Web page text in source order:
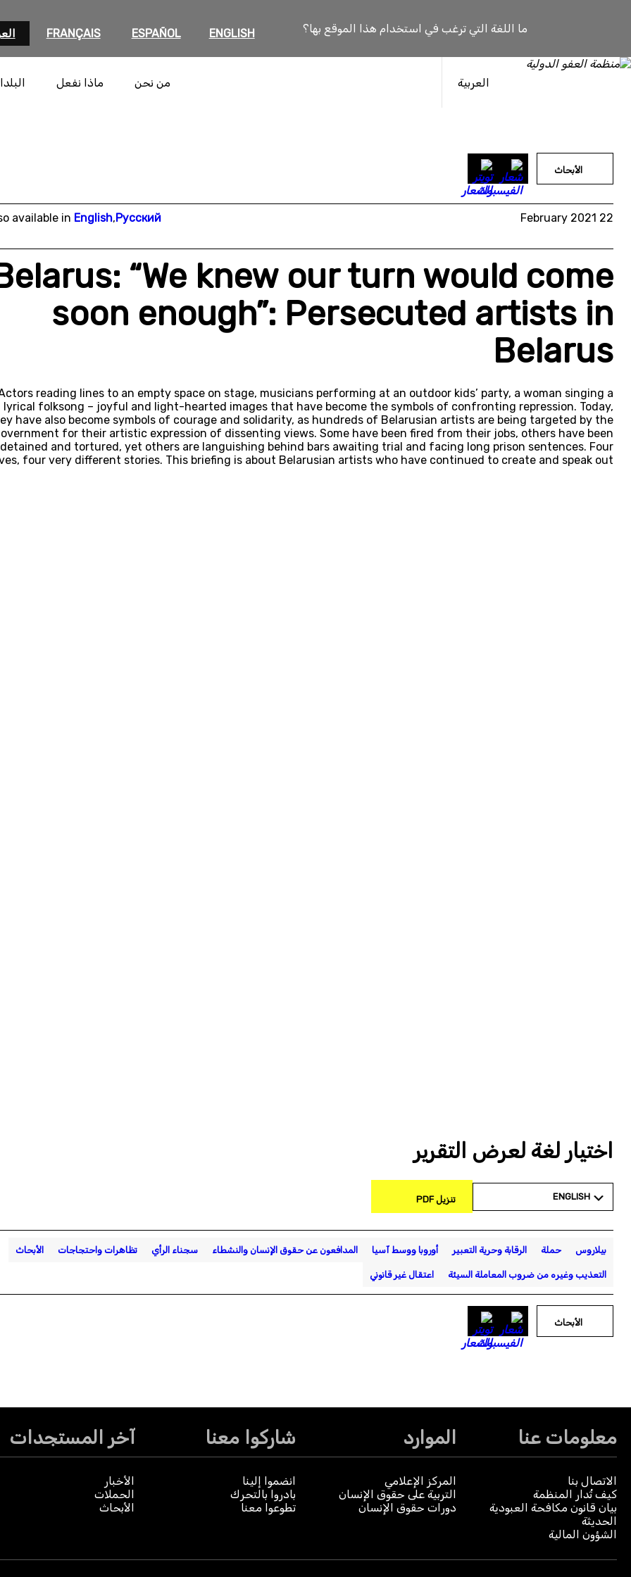
ما اللغة التي ترغب في استخدام هذا الموقع بها؟ ENGLISH
ESPAÑOL
FRANÇAIS
العربية من نحن ماذا نفعل
الأبحاث
22 February 2021
available in English,Русский
“We knew our turn would come
soon enough”: Persecuted artists in
Belarus
reading lines to an empty space on stage, musicians performing at an outdoor kids’ party, a woman singing a
lyrical folksong – joyful and light-hearted images that have become the symbols of confronting repression. Today,
have also become symbols of courage and solidarity, as hundreds of Belarusian artists are being targeted by the
for their artistic expression of dissenting views. Some have been fired from their jobs, others have been
detained and tortured, yet others are languishing behind bars awaiting trial and facing long prison sentences. Four
four very different stories. This briefing is about Belarusian artists who have continued to create and speak out.
اختيار لغة لعرض التقرير
ENGLISH تنزيل PDF
بيلاروس حملة الرقابة وحرية التعبير أوروبا ووسط آسيا المدافعون عن حقوق الإنسان والنشطاء سجناء الرأي تظاهرات واحتجاجات الأبحاث
التعذيب وغيره من ضروب المعاملة السيئة اعتقال غير قانوني
الأبحاث
معلومات عنا
الاتصال بنا
كيف تُدار المنظمة
بيان قانون مكافحة العبودية
الحديثة
الشؤون المالية
الموارد
المركز الإعلامي
التربية على حقوق الإنسان
دورات حقوق الإنسان
شاركوا معنا
انضموا إلينا
بادروا بالتحرك
تطوعوا معنا
آخر المستجدات
الأخبار
الحملات
الأبحاث